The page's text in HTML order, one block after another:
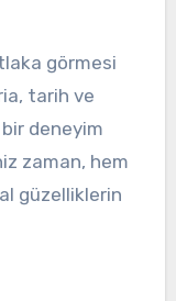
görmesi
tarih ve
deneyim
zaman, hem
güzelliklerin